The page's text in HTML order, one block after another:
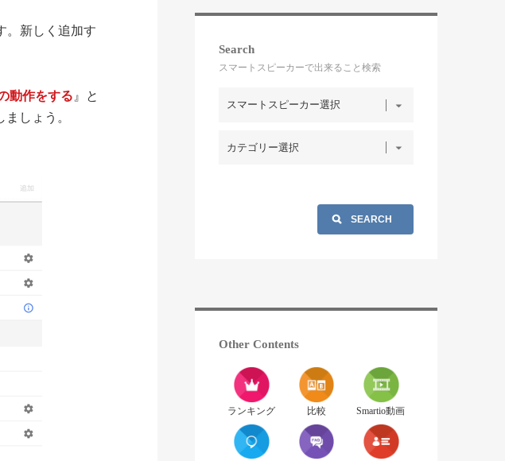
。新しく追加す
作をする 』と
しょう。
Search
スマートスピーカーで出来ること検索
Other Contents
ランキング 比較 Smartio動画